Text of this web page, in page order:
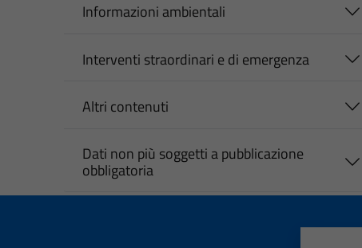
Informazioni ambientali
Interventi straordinari e di emergenza
Altri contenuti
Dati non più soggetti a pubblicazione
obbligatoria